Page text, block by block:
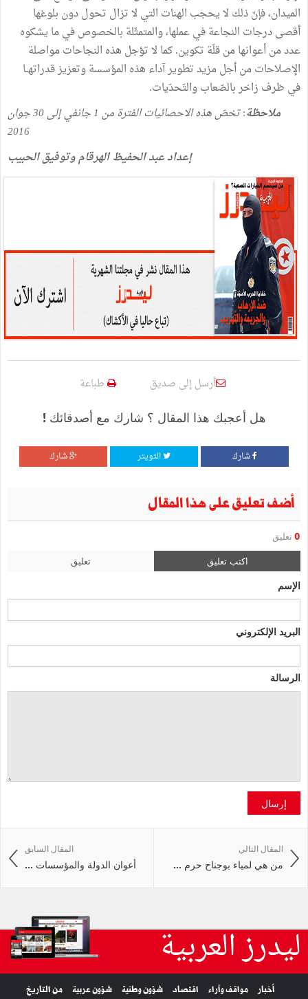
الميدان،فإنّذلك لايحجب الهنات التي لاتزال تحولدون بلوغها
أقصىدرجات النجاعةفيعملها،والمتمثّلة بالخصوصفيما يشكوه
عددمنأعوانهامنقلّة تكوين.كما لاتؤجل هذه النجاحاتمواصلة
الإصلاحاتمنأجلمزيدتطويرآداء هذه المؤسسةوتعزيزقدراتهــا
في ظرف زاخربالصّعابوالتّحدّيات.
ملاحظة:تخصّهذهالاحصائيات الفترة من 1جانفيإلى30جوان
2016
إعدادعبدالحفيظالهرقاموتوفيقالحبيب
أرسل إلى صديق طباعة
هل أعجبك هذا المقال ؟ شارك مع أصدقائك !
شارك التويتر شارك
أضف تعليق على هذا المقال
0 تعليق
اكتب تعليق تعليق
الإسم
البريد الإلكتروني
الرسالة
إرسال
المقال السابق
أعوان الدولة والمؤسسات ...
المقال التالي
من هي لمياء بوجناح حرم ...
ليدرز العربية
أخبار مواقف وآراء اقتصاد شؤون وطنية شؤون عربية من التاريخ